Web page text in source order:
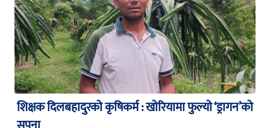
शिक्षक दिलबहादुरको कृषिकर्म : खोरियामा फुल्यो ‘ड्रागन’को